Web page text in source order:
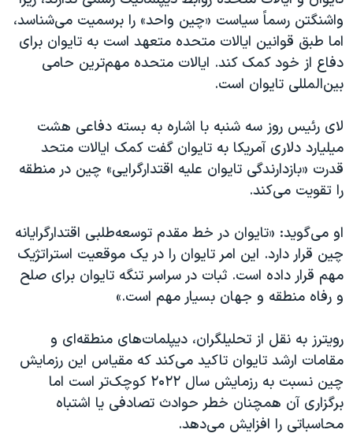
واشنگتن رسماً سیاست «چین واحد» را برسمیت می‌شناسد،
اما طبق قوانین ایالات متحده متعهد است به تایوان برای
دفاع از خود کمک کند. ایالات متحده مهم‌ترین حامی
بین‌المللی تایوان است.
لای رئیس روز سه شنبه با اشاره به بسته دفاعی هشت
میلیارد دلاری آمریکا به تایوان گفت کمک ایالات متحد
قدرت «بازدارندگی تایوان علیه اقتدارگرایی» چین در منطقه
را تقویت می‌کند.
او می‌گوید: «تایوان در خط مقدم توسعه‌طلبی اقتدارگرایانه
چین قرار دارد. این امر تایوان را در یک موقعیت استراتژیک
مهم قرار داده است. ثبات در سراسر تنگه تایوان برای صلح
و رفاه منطقه و جهان بسیار مهم است.»
رویترز به نقل از تحلیلگران، دیپلمات‌های منطقه‌ای و
مقامات ارشد تایوان تاکید می‌کند که مقیاس این رزمایش‌
چین نسبت به رزمایش سال ۲۰۲۲ کوچک‌تر است اما
برگزاری آن همچنان خطر حوادث تصادفی یا اشتباه
محاسباتی را افزایش می‌دهد.